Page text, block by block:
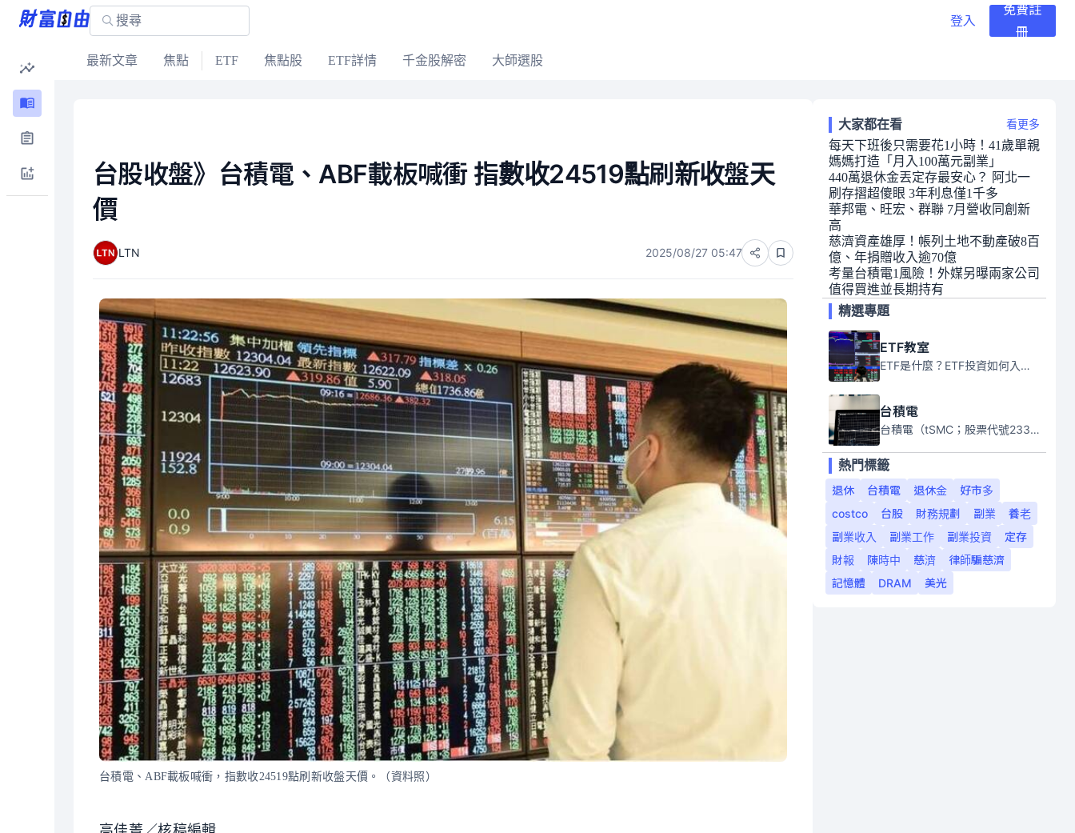
登入
免費註
冊
最新文章 焦點 ETF 焦點股 ETF詳情 千金股解密 大師選股
台股收盤》台積電、ABF載板喊衝 指數收24519點刷新收盤天
價
LTN 2025/08/27 05:47
台積電、ABF載板喊衝，指數收24519點刷新收盤天價。（資料照）
大家都在看 看更多
每天下班後只需要花1小時！41歲單親
媽媽打造「月入100萬元副業」
440萬退休金丟定存最安心？ 阿北一
刷存摺超傻眼 3年利息僅1千多
華邦電、旺宏、群聯 7月營收同創新
高
慈濟資產雄厚！帳列土地不動產破8百
億、年捐贈收入逾70億
考量台積電1風險！外媒另曝兩家公司
值得買進並長期持有
精選專題
ETF教室
ETF是什麼？ETF投資如何入門？本系列專題文章將會告訴你新手必須知道的ETF基礎知識。
台積電
台積電（tSMC；股票代號2330）是全球領先的半導體代工公司，成立於1987年，總部位於台灣新竹。且已於美國、日本、德國及中國設廠，台積電是全球首家專業積體電路製造服務公司，也是全球最先進和最大規模的半導體代工廠。
熱門標籤
退休
台積電 退休金
好市多
costco
台股 財務規劃 副業
養老
副業收入
副業工作 副業投資
定存
財報
陳時中 慈濟
律師騙慈濟
記憶體
DRAM 美光